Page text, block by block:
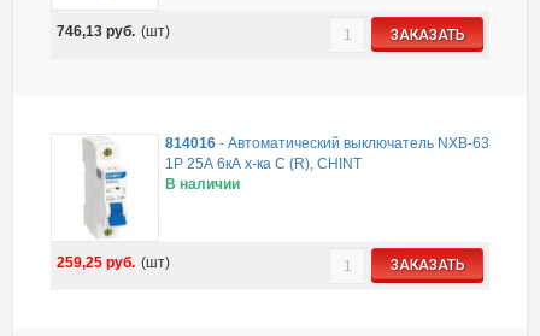
746,13 руб. (шт) ЗАКАЗАТЬ
814016- Автоматический выключатель NXB-63
1P 25А 6кА х-ка C (R), CHINT
В наличии
259,25 руб. (шт) ЗАКАЗАТЬ